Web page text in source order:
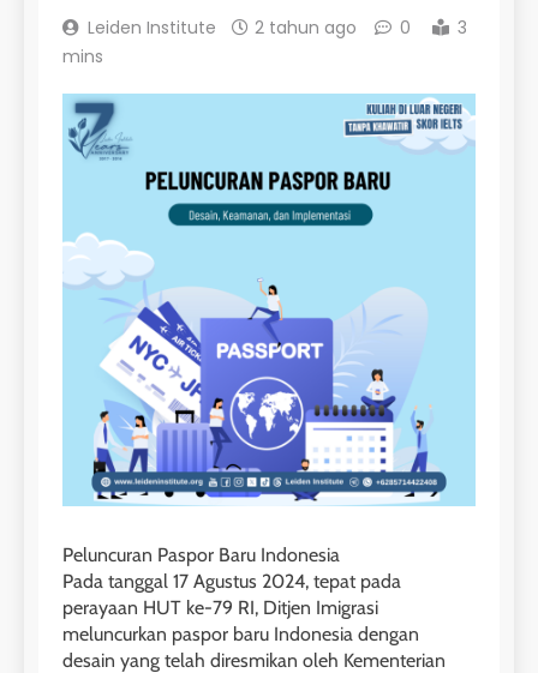
Leiden Institute 2 tahun ago 0
3
mins
Peluncuran Paspor Baru Indonesia
Pada tanggal 17 Agustus 2024, tepat pada
perayaan HUT ke-79 RI, Ditjen Imigrasi
meluncurkan paspor baru Indonesia dengan
desain yang telah diresmikan oleh Kementerian